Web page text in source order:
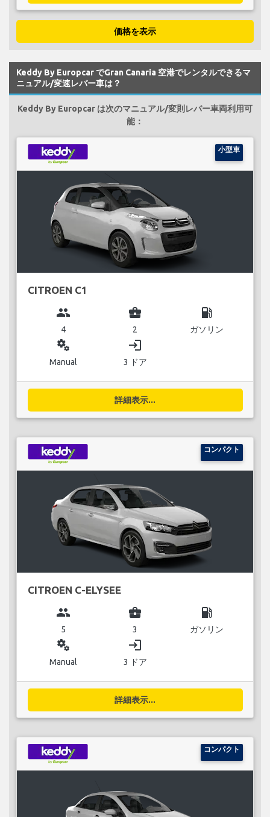
価格を表示
Keddy By Europcar でGran Canaria 空港でレンタルできるマ
ニュアル/変速レバー車は？
Keddy By Europcar は次のマニュアル/変則レバー車両利用可
能：
小型車
CITROEN C1
group
4
business_center
2
local_gas_station
ガソリン
miscellaneous_services
Manual
login
3 ドア
詳細表示...
コンパクト
CITROEN C-ELYSEE
group
5
business_center
3
local_gas_station
ガソリン
miscellaneous_services
Manual
login
3 ドア
詳細表示...
コンパクト